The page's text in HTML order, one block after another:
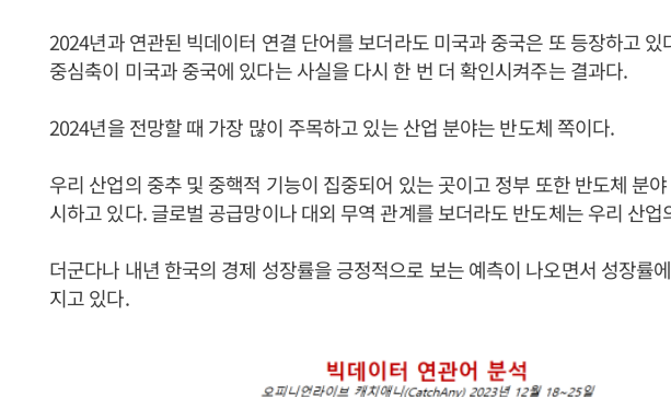
2024년과 연관된 빅데이터 연결 단어를 보더라도 미국과 중국은 또 등장하고 있
중심축이 미국과 중국에 있다는 사실을 다시 한 번 더 확인시켜주는 결과다.
2024년을 전망할 때 가장 많이 주목하고 있는 산업 분야는 반도체 쪽이다.
우리 산업의 중추 및 중핵적 기능이 집중되어 있는 곳이고 정부 또한 반도체 분
시하고 있다. 글로벌 공급망이나 대외 무역 관계를 보더라도 반도체는 우리 산업
더군다나 내년 한국의 경제 성장률을 긍정적으로 보는 예측이 나오면서 성장률
지고 있다.